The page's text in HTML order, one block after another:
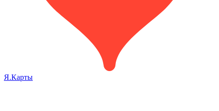
Я.Карты